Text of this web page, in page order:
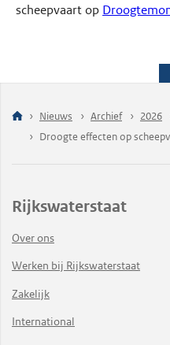
scheepvaart op
Nieuws Archief 2026
Droogte effecten op
Rijkswaterstaat
Over ons
Werken bij Rijkswaterstaat
Zakelijk
International